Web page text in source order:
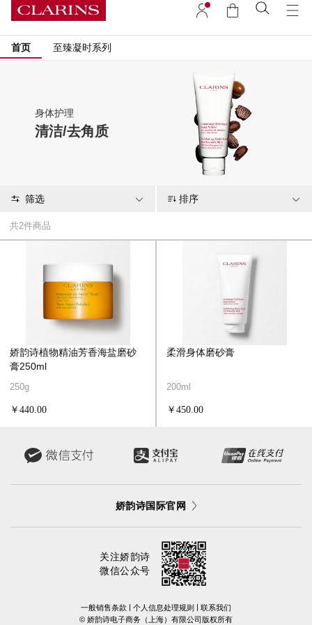
首页 至臻凝时系列
身体护理
清洁/去角质
筛选 排序
共2件商品
娇韵诗植物精油芳香海盐磨砂
膏250ml
250g
￥440.00
柔滑身体磨砂膏
200ml
￥450.00
娇韵诗国际官网
关注娇韵诗
微信公众号
一般销售条款 | 个人信息处理规则 | 联系我们
©️ 娇韵诗电子商务（上海）有限公司版权所有